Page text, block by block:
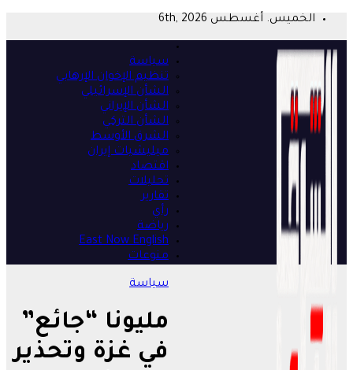
content
الخميس. أغسطس 6th, 2026
سياسة
تنظيم الإخوان الإرهابي
الشأن الإسرائيلي
الشأن الإيراني
الشأن التركي
الشرق الأوسط
ميليشيات إيران
اقتصاد
تحليلات
تقارير
رأي
رياضة
East Now English
منوعات
سياسة
مليونا “جائع”
في غزة وتحذير